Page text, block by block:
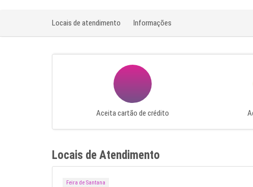
Locais de atendimento Informações
Aceita cartão de crédito
Locais de Atendimento
Feira de Santana